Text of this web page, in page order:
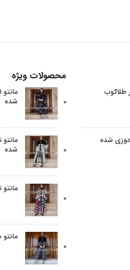
محصولات ویژه
مانتو
شده
شده
طلاکوب
دوزی شده